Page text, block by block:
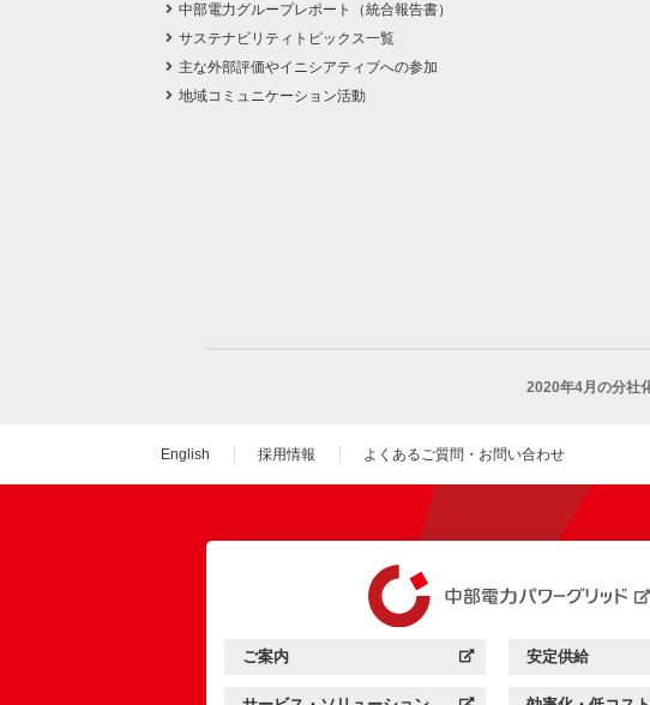
中部電力グループレポート（統合報告書）
サステナビリティトピックス一覧
主な外部評価やイニシアティブへの参加
地域コミュニケーション活動
2020年4月の分社
English 採用情報 よくあるご質問・お問い合わせ
中部電力パワーグリッド：
ご案内
（新しいウィンドウを開きます） 中部電力パワーグ
安定供給
（新しいウィン